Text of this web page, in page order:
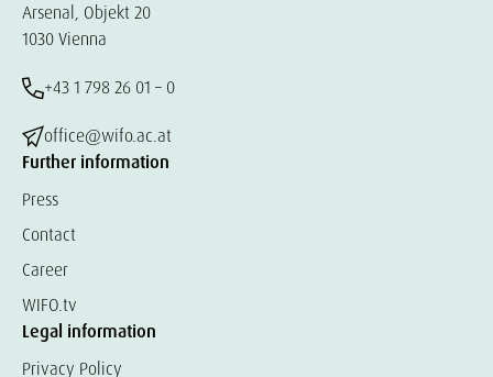
Arsenal, Objekt 20
1030 Vienna
+43 1 798 26 01 – 0
office@wifo.ac.at
Further information
Press
Contact
Career
WIFO.tv
Legal information
Privacy Policy